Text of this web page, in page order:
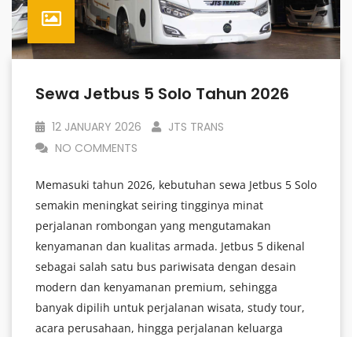
Sewa Jetbus 5 Solo Tahun 2026
12 JANUARY 2026
JTS TRANS
NO COMMENTS
Memasuki tahun 2026, kebutuhan sewa Jetbus 5 Solo
semakin meningkat seiring tingginya minat
perjalanan rombongan yang mengutamakan
kenyamanan dan kualitas armada. Jetbus 5 dikenal
sebagai salah satu bus pariwisata dengan desain
modern dan kenyamanan premium, sehingga
banyak dipilih untuk perjalanan wisata, study tour,
acara perusahaan, hingga perjalanan keluarga